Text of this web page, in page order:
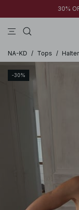
30%
NA-KD / Tops /
-30%